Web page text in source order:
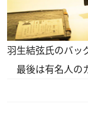
羽生結弦氏のバッ
最後は有名人の